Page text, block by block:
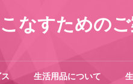
なすための
生活用品について